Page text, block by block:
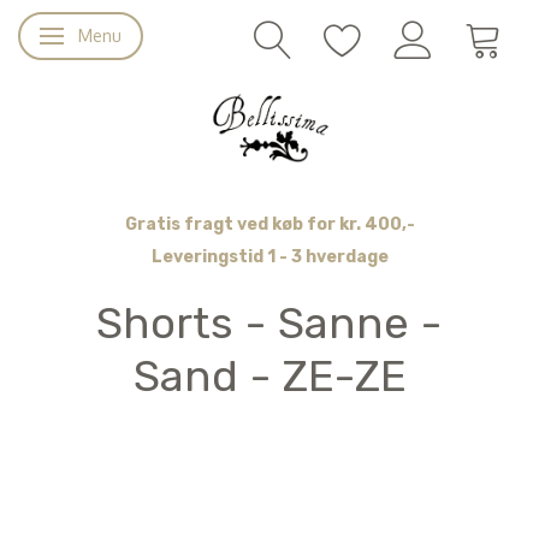
Skifte navigation
Menu
Gratis fragt ved køb for kr. 400,-
Leveringstid 1 - 3 hverdage
Shorts - Sanne -
Sand - ZE-ZE